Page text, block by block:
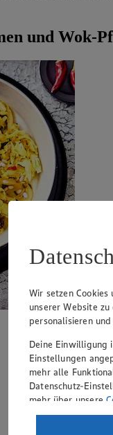
und Wok-
Wir setzen
unserer Website
personalisieren
Deine Einwilligung
Einstellungen
mehr alle
Datenschutz-
mehr über unsere
Verarbeitung